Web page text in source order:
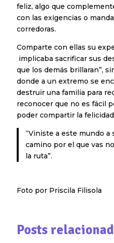
feliz, algo que
con las exigencias o
corredoras.
Comparte con ellas su
implicaba sacrificar sus
que los demás brillaran”,
donde a un extremo se
destruir una familia para
reconocer que no es fácil
poder compartir la
“Viniste a este mundo a
camino por el que vas
la ruta”.
Foto por Priscila Filisola
Posts